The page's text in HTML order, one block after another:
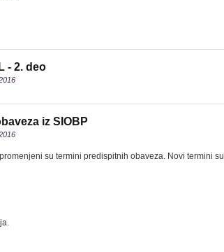
- 2. deo
iz SIOBP
su termini predispitnih obaveza. Novi termini su